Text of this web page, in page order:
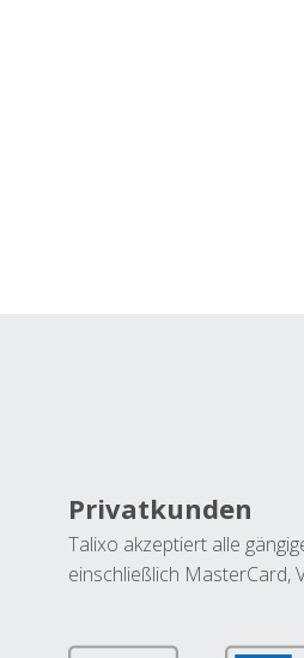
Privatkunden
Talixo akzeptiert alle
einschließlich MasterCard,